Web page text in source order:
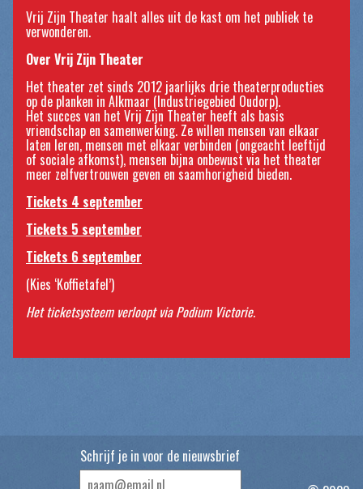
Vrij Zijn Theater haalt alles uit de kast om het publiek te
verwonderen.
Over Vrij Zijn Theater
Het theater zet sinds 2012 jaarlijks drie theaterproducties
op de planken in Alkmaar (Industriegebied Oudorp).
Het succes van het Vrij Zijn Theater heeft als basis
vriendschap en samenwerking. Ze willen mensen van elkaar
laten leren, mensen met elkaar verbinden (ongeacht leeftijd
of sociale afkomst), mensen bijna onbewust via het theater
meer zelfvertrouwen geven en saamhorigheid bieden.
Tickets 4 september
Tickets 5 september
Tickets 6 september
(Kies ‘Koffietafel’)
Het ticketsysteem verloopt via Podium Victorie.
Schrijf je in voor de nieuwsbrief